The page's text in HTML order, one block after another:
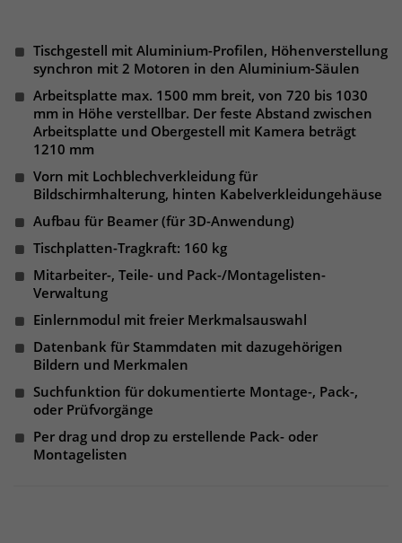
Tischgestell mit Aluminium-Profilen, Höhenverstellung
synchron mit 2 Motoren in den Aluminium-Säulen
Arbeitsplatte max. 1500 mm breit, von 720 bis 1030
mm in Höhe verstellbar. Der feste Abstand zwischen
Arbeitsplatte und Obergestell mit Kamera beträgt
1210 mm
Vorn mit Lochblechverkleidung für
Bildschirmhalterung, hinten Kabelverkleidungehäuse
Aufbau für Beamer (für 3D-Anwendung)
Tischplatten-Tragkraft: 160 kg
Mitarbeiter-, Teile- und Pack-/Montagelisten-
Verwaltung
Einlernmodul mit freier Merkmalsauswahl
Datenbank für Stammdaten mit dazugehörigen
Bildern und Merkmalen
Suchfunktion für dokumentierte Montage-, Pack-,
oder Prüfvorgänge
Per drag und drop zu erstellende Pack- oder
Montagelisten